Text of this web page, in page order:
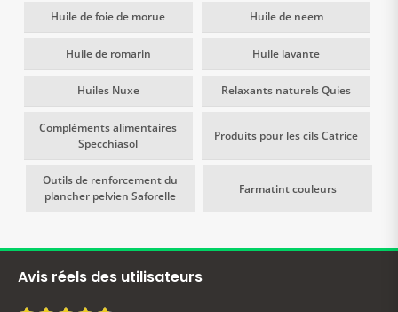
Huile de foie de morue Huile de neem
Huile de romarin Huile lavante
Huiles Nuxe Relaxants naturels Quies
Compléments alimentaires
Specchiasol
Produits pour les cils Catrice
Outils de renforcement du
plancher pelvien Saforelle
Farmatint couleurs
Avis réels des utilisateurs